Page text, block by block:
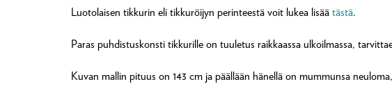
Luotolaisen tikkurin eli tikkuröijyn perinteestä voit lukea lisää tästä.
Paras puhdistuskonsti tikkurille on tuuletus raikkaassa ulkoilmassa,
Kuvan mallin pituus on 143 cm ja päällään hänellä on mummunsa